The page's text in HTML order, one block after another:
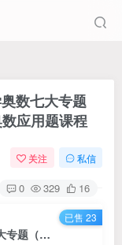
数七大专题
应用题课程
关注 私信
0 329 16
【学而思小学奥数培训视频】小学奥数七大专题（计算）培训课MP4视频，小学奥数应用题课程
已售 23